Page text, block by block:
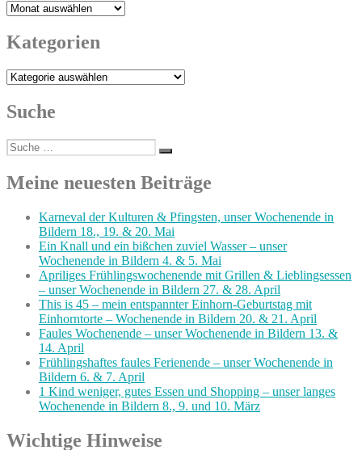
Archiv
Kategorien
Kategorien
Suche
Suche
nach:
Suchen
Meine neuesten Beiträge
Karneval der Kulturen & Pfingsten, unser Wochenende in
Bildern 18., 19. & 20. Mai
Ein Knall und ein bißchen zuviel Wasser – unser
Wochenende in Bildern 4. & 5. Mai
Apriliges Frühlingswochenende mit Grillen & Lieblingsessen
– unser Wochenende in Bildern 27. & 28. April
This is 45 – mein entspannter Einhorn-Geburtstag mit
Einhorntorte – Wochenende in Bildern 20. & 21. April
Faules Wochenende – unser Wochenende in Bildern 13. &
14. April
Frühlingshaftes faules Ferienende – unser Wochenende in
Bildern 6. & 7. April
1 Kind weniger, gutes Essen und Shopping – unser langes
Wochenende in Bildern 8., 9. und 10. März
Wichtige Hinweise